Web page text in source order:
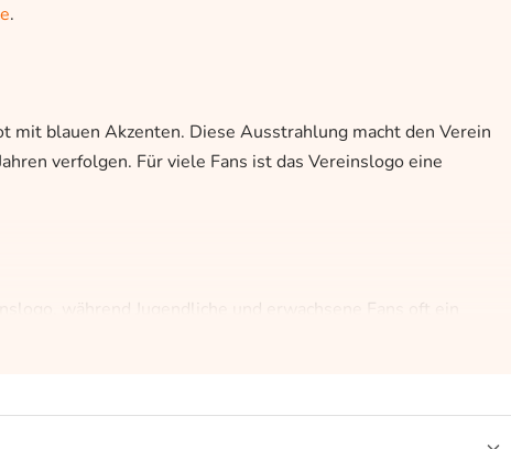
.
blauen Akzenten. Diese Ausstrahlung macht den Verein
verfolgen. Für viele Fans ist das Vereinslogo eine
während Jugendliche und erwachsene Fans oft ein
Sortiment für jeden Fan schön, der sein Fansein auch im